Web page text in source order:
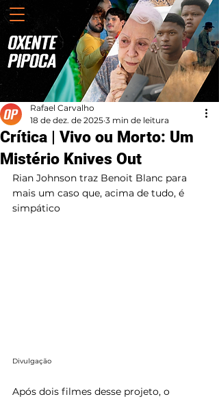
Crítica | Vivo ou Morto: Um
Mistério Knives Out
Rafael Carvalho
18 de dez. de 2025 3 min de leitura
Rian Johnson traz Benoit Blanc para
mais um caso que, acima de tudo, é
simpático
Divulgação
Após dois filmes desse projeto, o